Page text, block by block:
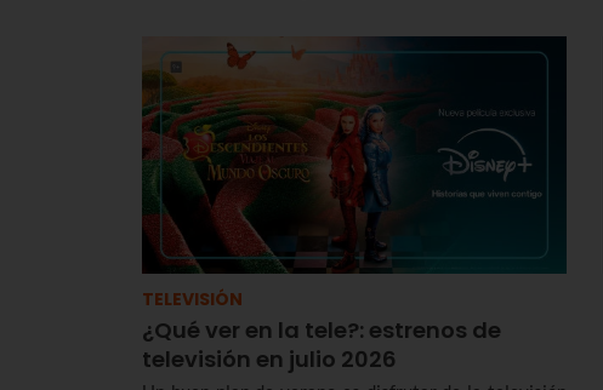
TELEVISIÓN
¿Qué ver en la tele?: estrenos de
televisión en julio 2026